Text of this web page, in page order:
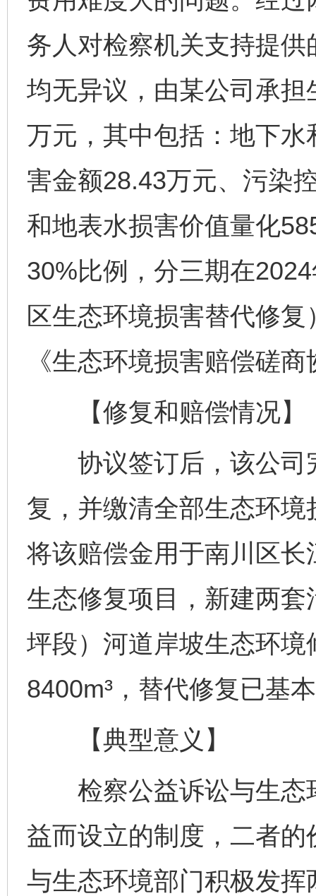
务人对检察机关支持提
均无异议，由某公司承
万元，其中包括：地下
害金额28.43万元、污染
和地表水损害价值量化
30%比例，分三期在
区生态环境损害替代修
《生态环境损害赔偿磋
【修复和赔偿情况】
协议签订后，该公司
复，并缴清全部生态环
将该赔偿金用于南川区
生态修复项目，新建两
坪段）河道岸坡生态环
8400m³，替代修复已基
【典型意义】
检察公益诉讼与生态
益而设立的制度，二者
与生态环境部门积极发